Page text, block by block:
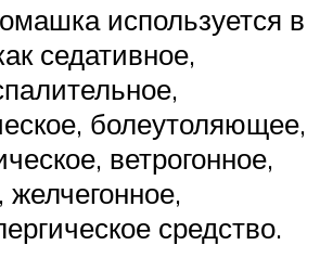
используется в
седативное,
болеутоляющее,
ветрогонное,
желчегонное,
средство.